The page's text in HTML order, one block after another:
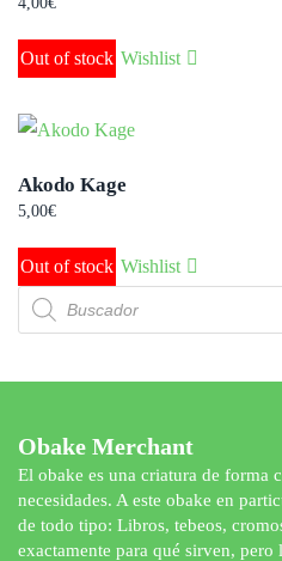
Out of stock Wishlist
Akodo Kage
5,00€
Out of stock Wishlist
Búsqueda
de
productos
Obake Merchant
El obake es una criatura de forma
necesidades. A este obake en
de todo tipo: Libros, tebeos,
exactamente para qué sirven, pero